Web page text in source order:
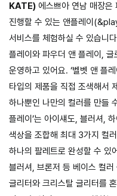
KATE) 에스쁘아 연남 매장은
진행할 수 있는 앤플레이
서비스를 체험하실 수 있습니
플레이와 파우더 앤 플레이,
운영하고 있어요. ‘벨벳 앤 플
타입의 제품을 직접 조색해서
하나뿐인 나만의 컬러를 만들
플레이’는 아이섀도, 블러셔,
색상을 조합해 최대 3가지 컬
하나의 팔레트로 완성할 수 있
블러셔, 브론저 등 베이스 컬
글리터와 크리스탈 글리터를